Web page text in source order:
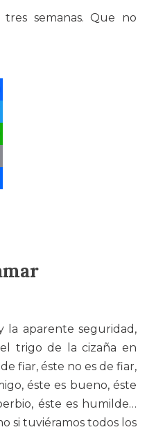
semanas. Que no
la aparente seguridad,
trigo de la cizaña en
fiar, éste no es de fiar,
éste es bueno, éste
éste es humilde…
si tuviéramos todos los